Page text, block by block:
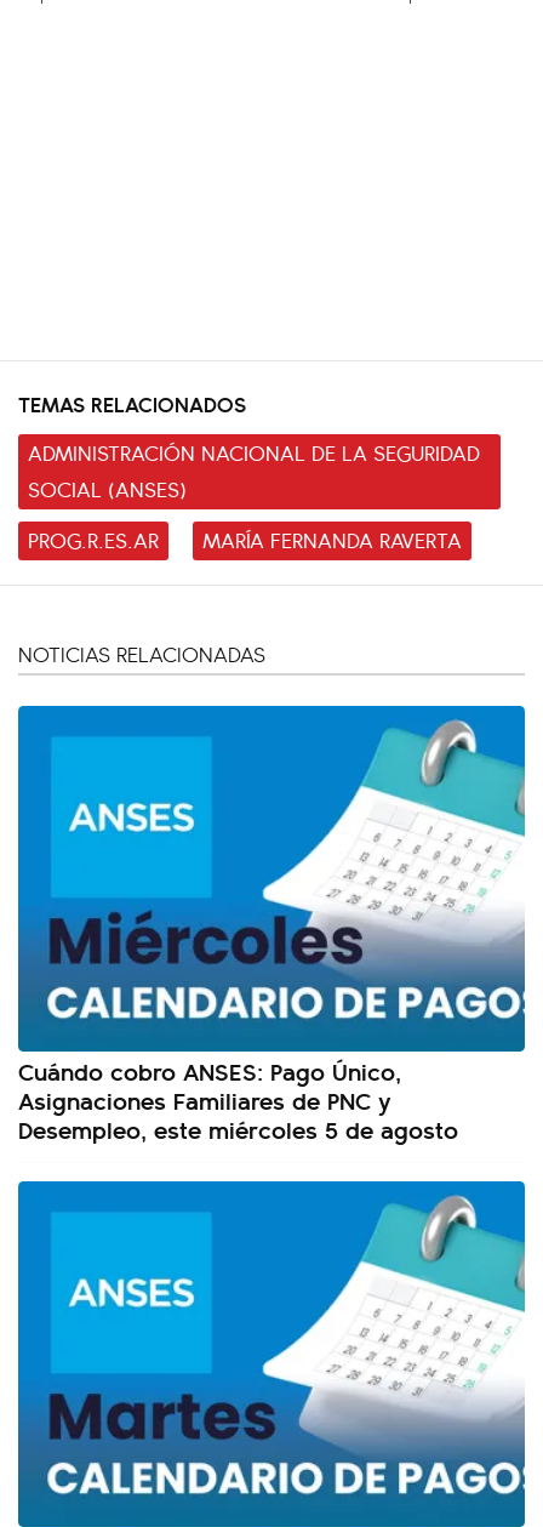
TEMAS RELACIONADOS
ADMINISTRACIÓN NACIONAL DE LA SEGURIDAD
SOCIAL (ANSES)
PROG.R.ES.AR
MARÍA FERNANDA RAVERTA
NOTICIAS RELACIONADAS
Cuándo cobro ANSES: Pago Único,
Asignaciones Familiares de PNC y
Desempleo, este miércoles 5 de agosto